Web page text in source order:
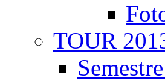
TOUR